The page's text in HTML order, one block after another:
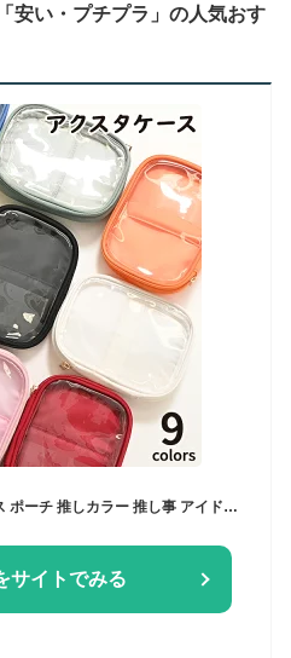
安い・プチプラ」の人気おす
サイトでみる